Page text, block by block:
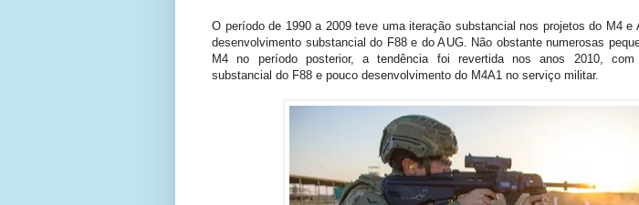
O período de 1990 a 2009 teve uma iteração substancial nos projetos do M4 e
desenvolvimento substancial do F88 e do AUG. Não obstante numerosas
M4 no período posterior, a tendência foi revertida nos anos 2010, com
substancial do F88 e pouco desenvolvimento do M4A1 no serviço militar.